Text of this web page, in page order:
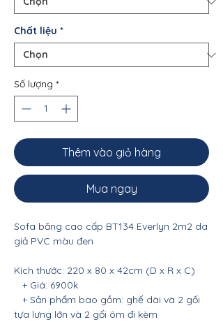
Chất liệu *
Số lượng *
Thêm vào giỏ hàng
Mua ngay
Sofa băng cao cấp BT134 Everlyn 2m2 da
giả PVC màu đen
Kích thước: 220 x 80 x 42cm (D x R x C)
+ Giá: 6900k
+ Sản phẩm bao gồm: ghế dài và 2 gối
tựa lưng lớn và 2 gối ôm đi kèm